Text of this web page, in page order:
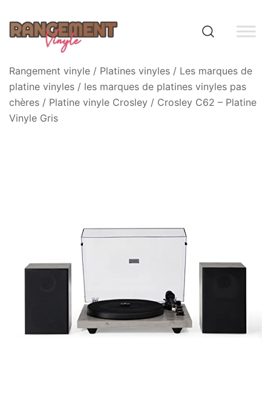
content
Rangement vinyle
Rangement vinyle / Platines vinyles / Les marques de
platine vinyles / les marques de platines vinyles pas
chères / Platine vinyle Crosley / Crosley C62 – Platine
Vinyle Gris